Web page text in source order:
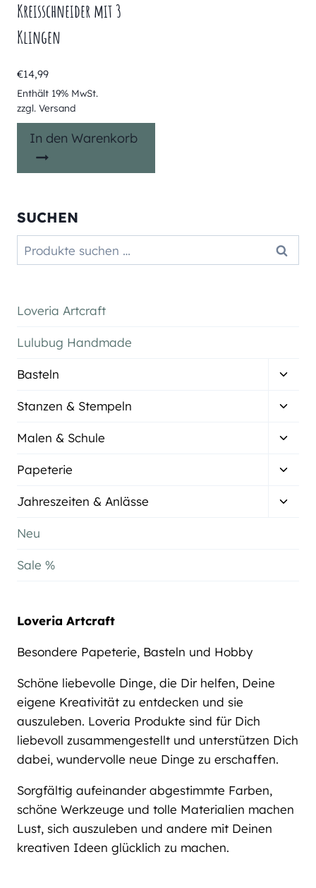
Kreisschneider mit 3
Klingen
€14,99
Enthält 19% MwSt.
zzgl. Versand
In den Warenkorb
SUCHEN
Suchen
nach:
Suchen
Loveria Artcraft
Lulubug Handmade
Basteln
Stanzen & Stempeln
Malen & Schule
Papeterie
Jahreszeiten & Anlässe
Neu
Sale %
Loveria Artcraft
Besondere Papeterie, Basteln und Hobby
Schöne liebevolle Dinge, die Dir helfen, Deine
eigene Kreativität zu entdecken und sie
auszuleben. Loveria Produkte sind für Dich
liebevoll zusammengestellt und unterstützen Dich
dabei, wundervolle neue Dinge zu erschaffen.
Sorgfältig aufeinander abgestimmte Farben,
schöne Werkzeuge und tolle Materialien machen
Lust, sich auszuleben und andere mit Deinen
kreativen Ideen glücklich zu machen.